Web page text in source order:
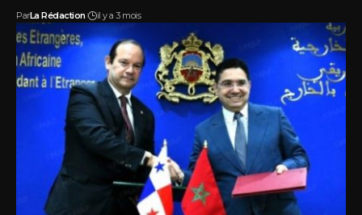
ParLa Rédaction il y a 3 mois